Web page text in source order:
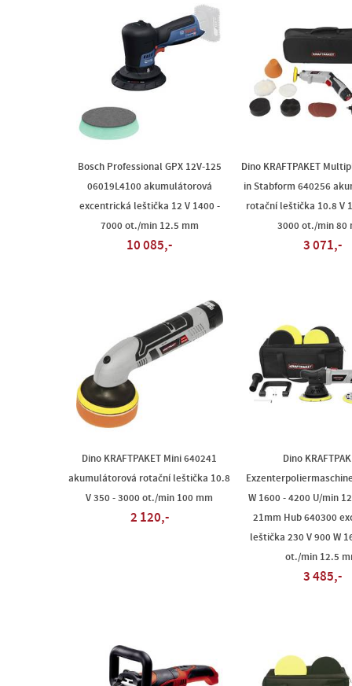
Bosch Professional GPX 12V-125
06019L4100 akumulátorová
excentrická leštička 12 V 1400 -
7000 ot./min 12.5 mm
10 085,-
Dino KRAFTPAKET
in Stabform 640256
rotační leštička 10.8 V
3000 ot./min 80
3 071,-
Dino KRAFTPAKET Mini 640241
akumulátorová rotační leštička 10.8
V 350 - 3000 ot./min 100 mm
2 120,-
Dino
W 1600 - 4200 U/min
21mm Hub 640300
leštička 230 V 900 W
ot./min 12.5
3 485,-